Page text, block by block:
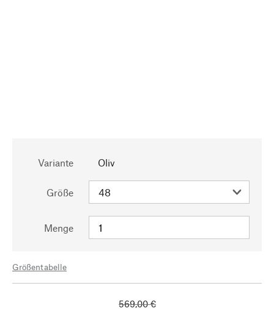
Variante Oliv
Größe
Menge
Größentabelle
569,00 €